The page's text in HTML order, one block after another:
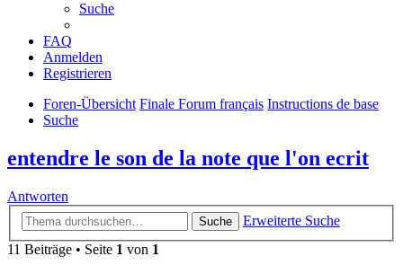
Suche
FAQ
Anmelden
Registrieren
Foren-Übersicht Finale Forum français Instructions de base
Suche
entendre le son de la note que l'on ecrit
Antworten
Suche
Erweiterte Suche
11 Beiträge • Seite 1 von 1